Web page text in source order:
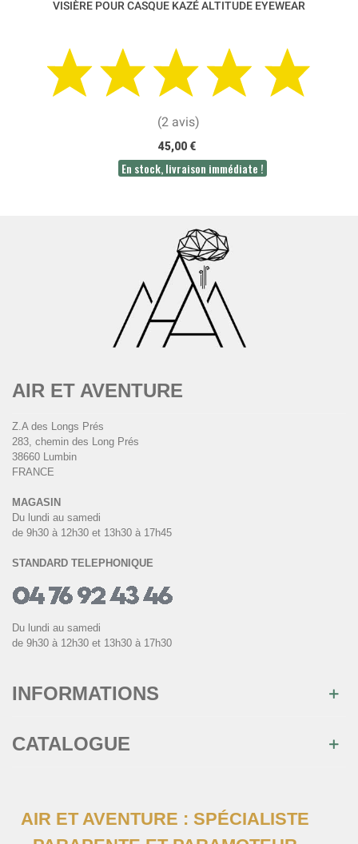
VISIÈRE POUR CASQUE KAZÉ ALTITUDE EYEWEAR
(2 avis)
45,00 €
En stock, livraison immédiate !
AIR ET AVENTURE
Z.A des Longs Prés
283, chemin des Long Prés
38660 Lumbin
FRANCE
MAGASIN
Du lundi au samedi
de 9h30 à 12h30 et 13h30 à 17h45
STANDARD TELEPHONIQUE
Du lundi au samedi
de 9h30 à 12h30 et 13h30 à 17h30
INFORMATIONS
CATALOGUE
AIR ET AVENTURE : SPÉCIALISTE